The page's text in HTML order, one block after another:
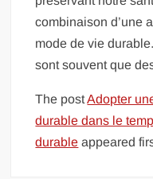
combinaison d’une
mode de vie
sont souvent que
The postAdopter
durable dans le
durable appeared